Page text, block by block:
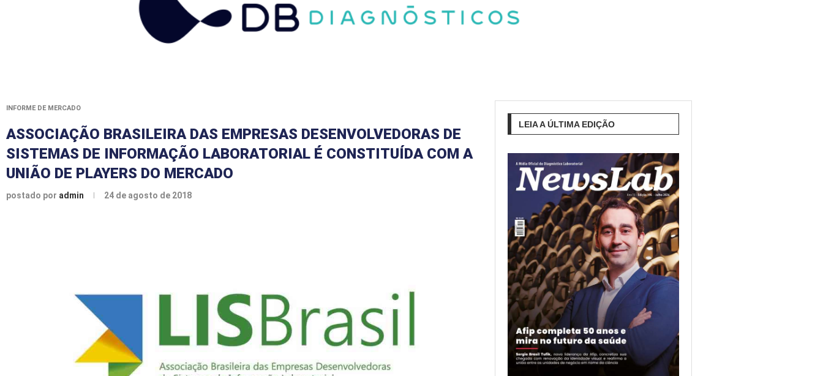
INFORME DE MERCADO
ASSOCIAÇÃO BRASILEIRA DAS EMPRESAS DESENVOLVEDORAS DE
SISTEMAS DE INFORMAÇÃO LABORATORIAL É CONSTITUÍDA COM A
UNIÃO DE PLAYERS DO MERCADO
postado por admin 24 de agosto de 2018
LEIA A ÚLTIMA EDIÇÃO